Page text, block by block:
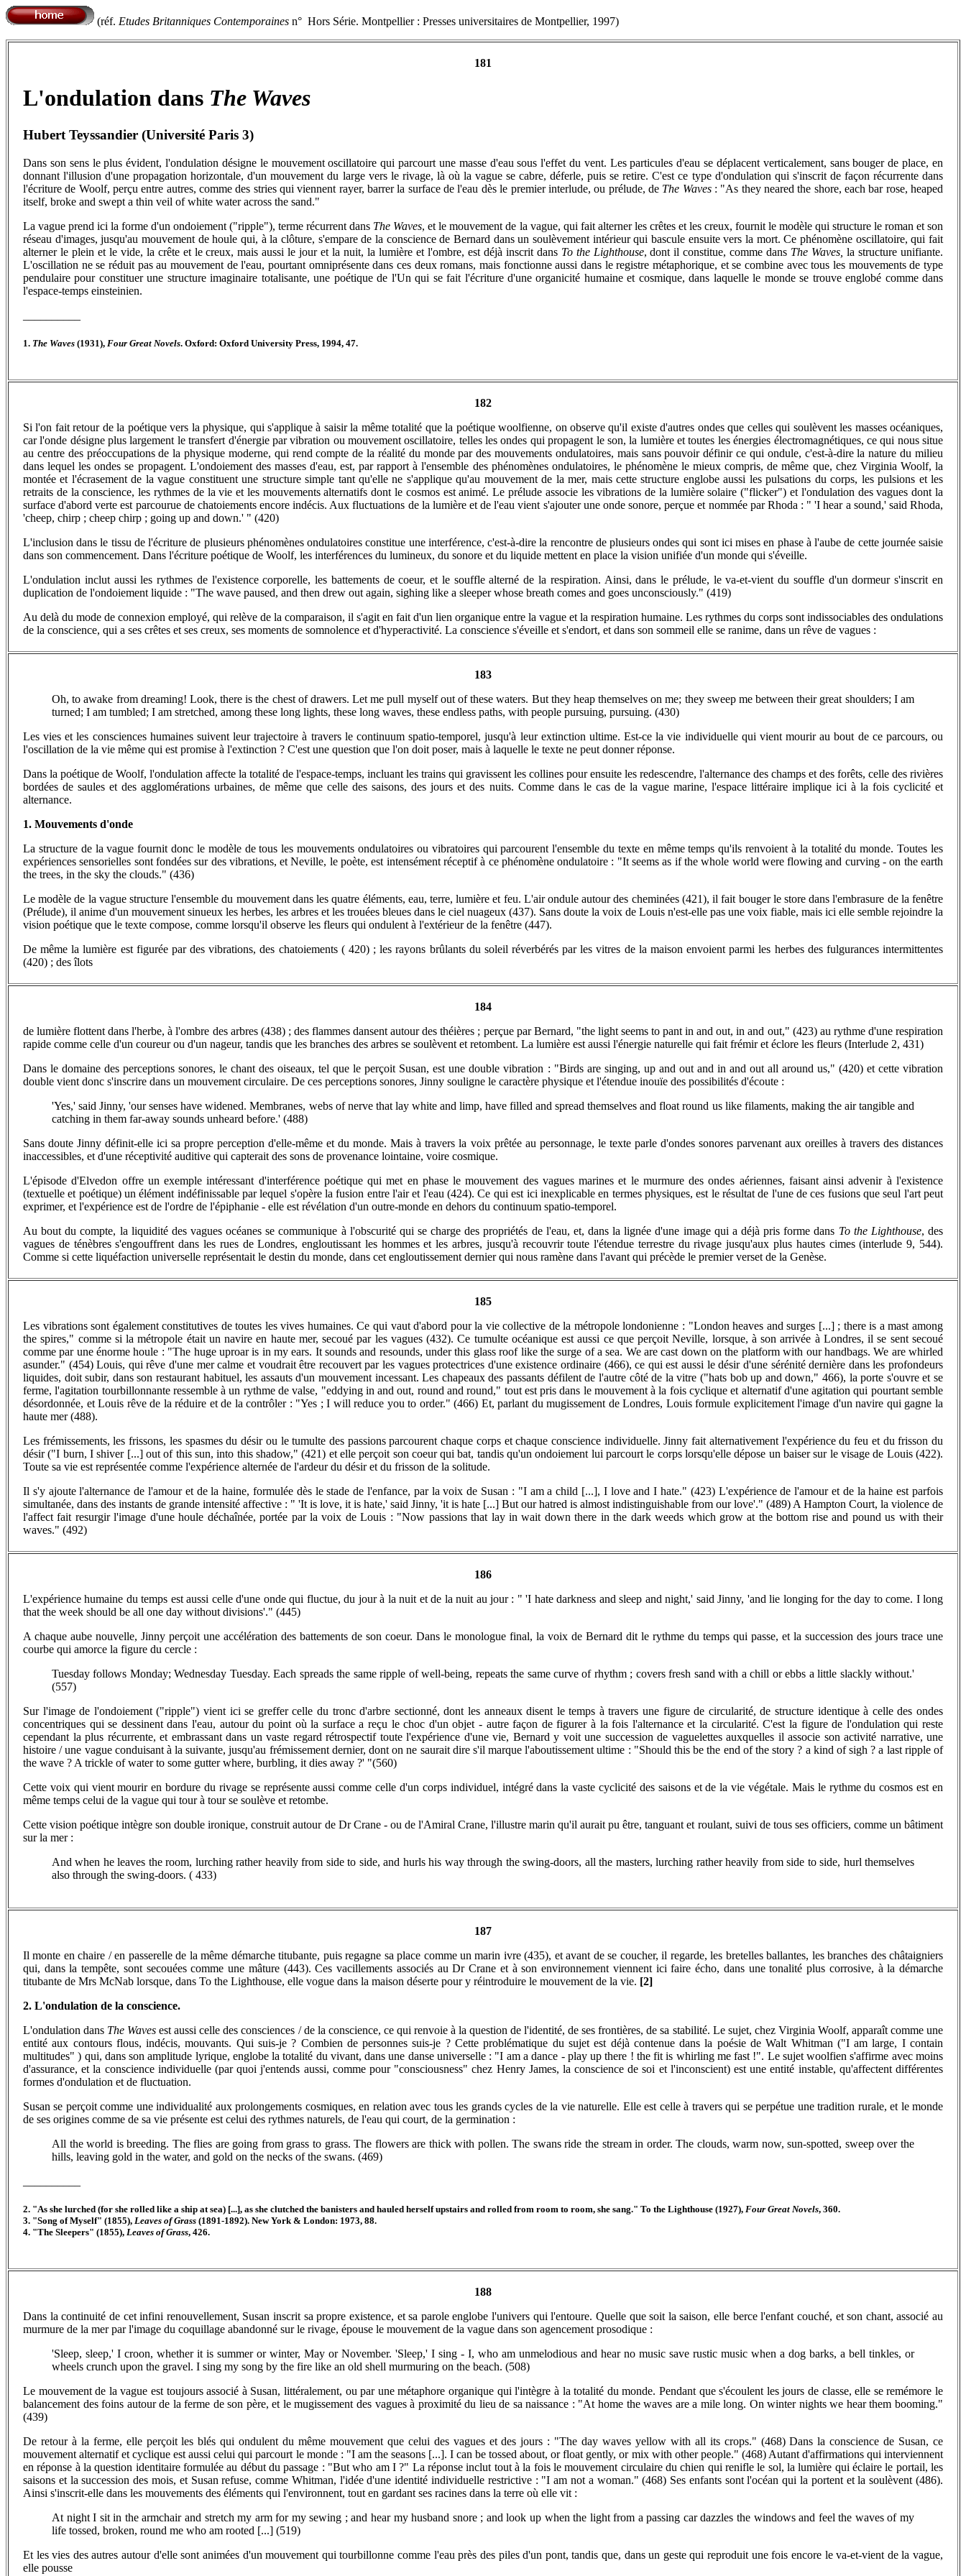
(réf. Etudes Britanniques Contemporaines n° Hors Série. Montpellier : Presses universitaires de Montpellier, 1997)
181
L'ondulation dans The Waves
Hubert Teyssandier (Université Paris 3)
Dans son sens le plus évident, l'ondulation désigne le mouvement oscillatoire qui parcourt une masse d'eau sous l'effet du vent. Les particules d'eau se déplacent verticalement, sans bouger de place, en
donnant l'illusion d'une propagation horizontale, d'un mouvement du large vers le rivage, là où la vague se cabre, déferle, puis se retire. C'est ce type d'ondulation qui s'inscrit de façon récurrente dans
l'écriture de Woolf, perçu entre autres, comme des stries qui viennent rayer, barrer la surface de l'eau dès le premier interlude, ou prélude, de The Waves: "As they neared the shore, each bar rose, heaped
itself, broke and swept a thin veil of white water across the sand."
La vague prend ici la forme d'un ondoiement ("ripple"), terme récurrent dans The Waves, et le mouvement de la vague, qui fait alterner les crêtes et les creux, fournit le modèle qui structure le roman et son
réseau d'images, jusqu'au mouvement de houle qui, à la clôture, s'empare de la conscience de Bernard dans un soulèvement intérieur qui bascule ensuite vers la mort. Ce phénomène oscillatoire, qui fait
alterner le plein et le vide, la crête et le creux, mais aussi le jour et la nuit, la lumière et l'ombre, est déjà inscrit dans To the Lighthouse, dont il constitue, comme dans The Waves, la structure unifiante.
L'oscillation ne se réduit pas au mouvement de l'eau, pourtant omniprésente dans ces deux romans, mais fonctionne aussi dans le registre métaphorique, et se combine avec tous les mouvements de type
pendulaire pour constituer une structure imaginaire totalisante, une poétique de l'Un qui se fait l'écriture d'une organicité humaine et cosmique, dans laquelle le monde se trouve englobé comme dans
l'espace-temps einsteinien.
1. The Waves (1931), Four Great Novels. Oxford: Oxford University Press, 1994, 47.
182
Si l'on fait retour de la poétique vers la physique, qui s'applique à saisir la même totalité que la poétique woolfienne, on observe qu'il existe d'autres ondes que celles qui soulèvent les masses océaniques,
car l'onde désigne plus largement le transfert d'énergie par vibration ou mouvement oscillatoire, telles les ondes qui propagent le son, la lumière et toutes les énergies électromagnétiques, ce qui nous situe
au centre des préoccupations de la physique moderne, qui rend compte de la réalité du monde par des mouvements ondulatoires, mais sans pouvoir définir ce qui ondule, c'est-à-dire la nature du milieu
dans lequel les ondes se propagent. L'ondoiement des masses d'eau, est, par rapport à l'ensemble des phénomènes ondulatoires, le phénomène le mieux compris, de même que, chez Virginia Woolf, la
montée et l'écrasement de la vague constituent une structure simple tant qu'elle ne s'applique qu'au mouvement de la mer, mais cette structure englobe aussi les pulsations du corps, les pulsions et les
retraits de la conscience, les rythmes de la vie et les mouvements alternatifs dont le cosmos est animé. Le prélude associe les vibrations de la lumière solaire ("flicker") et l'ondulation des vagues dont la
surface d'abord verte est parcourue de chatoiements encore indécis. Aux fluctuations de la lumière et de l'eau vient s'ajouter une onde sonore, perçue et nommée par Rhoda : " 'I hear a sound,' said Rhoda,
'cheep, chirp ; cheep chirp ; going up and down.' " (420)
L'inclusion dans le tissu de l'écriture de plusieurs phénomènes ondulatoires constitue une interférence, c'est-à-dire la rencontre de plusieurs ondes qui sont ici mises en phase à l'aube de cette journée saisie
dans son commencement. Dans l'écriture poétique de Woolf, les interférences du lumineux, du sonore et du liquide mettent en place la vision unifiée d'un monde qui s'éveille.
L'ondulation inclut aussi les rythmes de l'existence corporelle, les battements de coeur, et le souffle alterné de la respiration. Ainsi, dans le prélude, le va-et-vient du souffle d'un dormeur s'inscrit en
duplication de l'ondoiement liquide : "The wave paused, and then drew out again, sighing like a sleeper whose breath comes and goes unconsciously." (419)
Au delà du mode de connexion employé, qui relève de la comparaison, il s'agit en fait d'un lien organique entre la vague et la respiration humaine. Les rythmes du corps sont indissociables des ondulations
de la conscience, qui a ses crêtes et ses creux, ses moments de somnolence et d'hyperactivité. La conscience s'éveille et s'endort, et dans son sommeil elle se ranime, dans un rêve de vagues :
183
Oh, to awake from dreaming! Look, there is the chest of drawers. Let me pull myself out of these waters. But they heap themselves on me; they sweep me between their great shoulders; I am
turned; I am tumbled; I am stretched, among these long lights, these long waves, these endless paths, with people pursuing, pursuing. (430)
Les vies et les consciences humaines suivent leur trajectoire à travers le continuum spatio-temporel, jusqu'à leur extinction ultime. Est-ce la vie individuelle qui vient mourir au bout de ce parcours, ou
l'oscillation de la vie même qui est promise à l'extinction ? C'est une question que l'on doit poser, mais à laquelle le texte ne peut donner réponse.
Dans la poétique de Woolf, l'ondulation affecte la totalité de l'espace-temps, incluant les trains qui gravissent les collines pour ensuite les redescendre, l'alternance des champs et des forêts, celle des rivières
bordées de saules et des agglomérations urbaines, de même que celle des saisons, des jours et des nuits. Comme dans le cas de la vague marine, l'espace littéraire implique ici à la fois cyclicité et
alternance.
1. Mouvements d'onde
La structure de la vague fournit donc le modèle de tous les mouvements ondulatoires ou vibratoires qui parcourent l'ensemble du texte en même temps qu'ils renvoient à la totalité du monde. Toutes les
expériences sensorielles sont fondées sur des vibrations, et Neville, le poète, est intensément réceptif à ce phénomène ondulatoire : "It seems as if the whole world were flowing and curving - on the earth
the trees, in the sky the clouds." (436)
Le modèle de la vague structure l'ensemble du mouvement dans les quatre éléments, eau, terre, lumière et feu. L'air ondule autour des cheminées (421), il fait bouger le store dans l'embrasure de la fenêtre
(Prélude), il anime d'un mouvement sinueux les herbes, les arbres et les trouées bleues dans le ciel nuageux (437). Sans doute la voix de Louis n'est-elle pas une voix fiable, mais ici elle semble rejoindre la
vision poétique que le texte compose, comme lorsqu'il observe les fleurs qui ondulent à l'extérieur de la fenêtre (447).
De même la lumière est figurée par des vibrations, des chatoiements ( 420) ; les rayons brûlants du soleil réverbérés par les vitres de la maison envoient parmi les herbes des fulgurances intermittentes
(420) ; des îlots
184
de lumière flottent dans l'herbe, à l'ombre des arbres (438) ; des flammes dansent autour des théières ; perçue par Bernard, "the light seems to pant in and out, in and out," (423) au rythme d'une respiration
rapide comme celle d'un coureur ou d'un nageur, tandis que les branches des arbres se soulèvent et retombent. La lumière est aussi l'énergie naturelle qui fait frémir et éclore les fleurs (Interlude 2, 431)
Dans le domaine des perceptions sonores, le chant des oiseaux, tel que le perçoit Susan, est une double vibration : "Birds are singing, up and out and in and out all around us," (420) et cette vibration
double vient donc s'inscrire dans un mouvement circulaire. De ces perceptions sonores, Jinny souligne le caractère physique et l'étendue inouïe des possibilités d'écoute :
'Yes,' said Jinny, 'our senses have widened. Membranes, webs of nerve that lay white and limp, have filled and spread themselves and float round us like filaments, making the air tangible and
catching in them far-away sounds unheard before.' (488)
Sans doute Jinny définit-elle ici sa propre perception d'elle-même et du monde. Mais à travers la voix prêtée au personnage, le texte parle d'ondes sonores parvenant aux oreilles à travers des distances
inaccessibles, et d'une réceptivité auditive qui capterait des sons de provenance lointaine, voire cosmique.
L'épisode d'Elvedon offre un exemple intéressant d'interférence poétique qui met en phase le mouvement des vagues marines et le murmure des ondes aériennes, faisant ainsi advenir à l'existence
(textuelle et poétique) un élément indéfinissable par lequel s'opère la fusion entre l'air et l'eau (424). Ce qui est ici inexplicable en termes physiques, est le résultat de l'une de ces fusions que seul l'art peut
exprimer, et l'expérience est de l'ordre de l'épiphanie - elle est révélation d'un outre-monde en dehors du continuum spatio-temporel.
Au bout du compte, la liquidité des vagues océanes se communique à l'obscurité qui se charge des propriétés de l'eau, et, dans la lignée d'une image qui a déjà pris forme dans To the Lighthouse, des
vagues de ténèbres s'engouffrent dans les rues de Londres, engloutissant les hommes et les arbres, jusqu'à recouvrir toute l'étendue terrestre du rivage jusqu'aux plus hautes cimes (interlude 9, 544).
Comme si cette liquéfaction universelle représentait le destin du monde, dans cet engloutissement dernier qui nous ramène dans l'avant qui précède le premier verset de la Genèse.
185
Les vibrations sont également constitutives de toutes les vives humaines. Ce qui vaut d'abord pour la vie collective de la métropole londonienne : "London heaves and surges [...] ; there is a mast among
the spires," comme si la métropole était un navire en haute mer, secoué par les vagues (432). Ce tumulte océanique est aussi ce que perçoit Neville, lorsque, à son arrivée à Londres, il se sent secoué
comme par une énorme houle : "The huge uproar is in my ears. It sounds and resounds, under this glass roof like the surge of a sea. We are cast down on the platform with our handbags. We are whirled
asunder." (454) Louis, qui rêve d'une mer calme et voudrait être recouvert par les vagues protectrices d'une existence ordinaire (466), ce qui est aussi le désir d'une sérénité dernière dans les profondeurs
liquides, doit subir, dans son restaurant habituel, les assauts d'un mouvement incessant. Les chapeaux des passants défilent de l'autre côté de la vitre ("hats bob up and down," 466), la porte s'ouvre et se
ferme, l'agitation tourbillonnante ressemble à un rythme de valse, "eddying in and out, round and round," tout est pris dans le mouvement à la fois cyclique et alternatif d'une agitation qui pourtant semble
désordonnée, et Louis rêve de la réduire et de la contrôler : "Yes ; I will reduce you to order." (466) Et, parlant du mugissement de Londres, Louis formule explicitement l'image d'un navire qui gagne la
haute mer (488).
Les frémissements, les frissons, les spasmes du désir ou le tumulte des passions parcourent chaque corps et chaque conscience individuelle. Jinny fait alternativement l'expérience du feu et du frisson du
désir ("I burn, I shiver [...] out of this sun, into this shadow," (421) et elle perçoit son coeur qui bat, tandis qu'un ondoiement lui parcourt le corps lorsqu'elle dépose un baiser sur le visage de Louis (422).
Toute sa vie est représentée comme l'expérience alternée de l'ardeur du désir et du frisson de la solitude.
Il s'y ajoute l'alternance de l'amour et de la haine, formulée dès le stade de l'enfance, par la voix de Susan : "I am a child [...], I love and I hate." (423) L'expérience de l'amour et de la haine est parfois
simultanée, dans des instants de grande intensité affective : " 'It is love, it is hate,' said Jinny, 'it is hate [...] But our hatred is almost indistinguishable from our love'." (489) A Hampton Court, la violence de
l'affect fait resurgir l'image d'une houle déchaînée, portée par la voix de Louis : "Now passions that lay in wait down there in the dark weeds which grow at the bottom rise and pound us with their
waves." (492)
186
L'expérience humaine du temps est aussi celle d'une onde qui fluctue, du jour à la nuit et de la nuit au jour : " 'I hate darkness and sleep and night,' said Jinny, 'and lie longing for the day to come. I long
that the week should be all one day without divisions'." (445)
A chaque aube nouvelle, Jinny perçoit une accélération des battements de son coeur. Dans le monologue final, la voix de Bernard dit le rythme du temps qui passe, et la succession des jours trace une
courbe qui amorce la figure du cercle :
Tuesday follows Monday; Wednesday Tuesday. Each spreads the same ripple of well-being, repeats the same curve of rhythm ; covers fresh sand with a chill or ebbs a little slackly without.'
(557)
Sur l'image de l'ondoiement ("ripple") vient ici se greffer celle du tronc d'arbre sectionné, dont les anneaux disent le temps à travers une figure de circularité, de structure identique à celle des ondes
concentriques qui se dessinent dans l'eau, autour du point où la surface a reçu le choc d'un objet - autre façon de figurer à la fois l'alternance et la circularité. C'est la figure de l'ondulation qui reste
cependant la plus récurrente, et embrassant dans un vaste regard rétrospectif toute l'expérience d'une vie, Bernard y voit une succession de vaguelettes auxquelles il associe son activité narrative, une
histoire / une vague conduisant à la suivante, jusqu'au frémissement dernier, dont on ne saurait dire s'il marque l'aboutissement ultime : "Should this be the end of the story ? a kind of sigh ? a last ripple of
the wave ? A trickle of water to some gutter where, burbling, it dies away ?' "(560)
Cette voix qui vient mourir en bordure du rivage se représente aussi comme celle d'un corps individuel, intégré dans la vaste cyclicité des saisons et de la vie végétale. Mais le rythme du cosmos est en
même temps celui de la vague qui tour à tour se soulève et retombe.
Cette vision poétique intègre son double ironique, construit autour de Dr Crane - ou de l'Amiral Crane, l'illustre marin qu'il aurait pu être, tanguant et roulant, suivi de tous ses officiers, comme un bâtiment
sur la mer :
And when he leaves the room, lurching rather heavily from side to side, and hurls his way through the swing-doors, all the masters, lurching rather heavily from side to side, hurl themselves
also through the swing-doors. ( 433)
187
Il monte en chaire / en passerelle de la même démarche titubante, puis regagne sa place comme un marin ivre (435), et avant de se coucher, il regarde, les bretelles ballantes, les branches des châtaigniers
qui, dans la tempête, sont secouées comme une mâture (443). Ces vacillements associés au Dr Crane et à son environnement viennent ici faire écho, dans une tonalité plus corrosive, à la démarche
titubante de Mrs McNab lorsque, dans To the Lighthouse, elle vogue dans la maison déserte pour y réintroduire le mouvement de la vie. [2]
2. L'ondulation de la conscience.
L'ondulation dans The Wavesest aussi celle des consciences / de la conscience, ce qui renvoie à la question de l'identité, de ses frontières, de sa stabilité. Le sujet, chez Virginia Woolf, apparaît comme une
entité aux contours flous, indécis, mouvants. Qui suis-je ? Combien de personnes suis-je ? Cette problématique du sujet est déjà contenue dans la poésie de Walt Whitman ("I am large, I contain
multitudes" ) qui, dans son amplitude lyrique, englobe la totalité du vivant, dans une danse universelle : "I am a dance - play up there ! the fit is whirling me fast !". Le sujet woolfien s'affirme avec moins
d'assurance, et la conscience individuelle (par quoi j'entends aussi, comme pour "consciousness" chez Henry James, la conscience de soi et l'inconscient) est une entité instable, qu'affectent différentes
formes d'ondulation et de fluctuation.
Susan se perçoit comme une individualité aux prolongements cosmiques, en relation avec tous les grands cycles de la vie naturelle. Elle est celle à travers qui se perpétue une tradition rurale, et le monde
de ses origines comme de sa vie présente est celui des rythmes naturels, de l'eau qui court, de la germination :
All the world is breeding. The flies are going from grass to grass. The flowers are thick with pollen. The swans ride the stream in order. The clouds, warm now, sun-spotted, sweep over the
hills, leaving gold in the water, and gold on the necks of the swans. (469)
2. "As she lurched (for she rolled like a ship at sea) [...], as she clutched the banisters and hauled herself upstairs and rolled from room to room, she sang." To the Lighthouse (1927), Four Great Novels, 360.
3. "Song of Myself" (1855), Leaves of Grass (1891-1892). New York & London: 1973, 88.
4. "The Sleepers" (1855), Leaves of Grass, 426.
188
Dans la continuité de cet infini renouvellement, Susan inscrit sa propre existence, et sa parole englobe l'univers qui l'entoure. Quelle que soit la saison, elle berce l'enfant couché, et son chant, associé au
murmure de la mer par l'image du coquillage abandonné sur le rivage, épouse le mouvement de la vague dans son agencement prosodique :
'Sleep, sleep,' I croon, whether it is summer or winter, May or November. 'Sleep,' I sing - I, who am unmelodious and hear no music save rustic music when a dog barks, a bell tinkles, or
wheels crunch upon the gravel. I sing my song by the fire like an old shell murmuring on the beach. (508)
Le mouvement de la vague est toujours associé à Susan, littéralement, ou par une métaphore organique qui l'intègre à la totalité du monde. Pendant que s'écoulent les jours de classe, elle se remémore le
balancement des foins autour de la ferme de son père, et le mugissement des vagues à proximité du lieu de sa naissance : "At home the waves are a mile long. On winter nights we hear them booming."
(439)
De retour à la ferme, elle perçoit les blés qui ondulent du même mouvement que celui des vagues et des jours : "The day waves yellow with all its crops." (468) Dans la conscience de Susan, ce
mouvement alternatif et cyclique est aussi celui qui parcourt le monde : "I am the seasons [...]. I can be tossed about, or float gently, or mix with other people." (468) Autant d'affirmations qui interviennent
en réponse à la question identitaire formulée au début du passage : "But who am I ?" La réponse inclut tout à la fois le mouvement circulaire du chien qui renifle le sol, la lumière qui éclaire le portail, les
saisons et la succession des mois, et Susan refuse, comme Whitman, l'idée d'une identité individuelle restrictive : "I am not a woman." (468) Ses enfants sont l'océan qui la portent et la soulèvent (486).
Ainsi s'inscrit-elle dans les mouvements des éléments qui l'environnent, tout en gardant ses racines dans la terre où elle vit :
At night I sit in the armchair and stretch my arm for my sewing ; and hear my husband snore ; and look up when the light from a passing car dazzles the windows and feel the waves of my
life tossed, broken, round me who am rooted [...] (519)
Et les vies des autres autour d'elle sont animées d'un mouvement qui tourbillonne comme l'eau près des piles d'un pont, tandis que, dans un geste qui reproduit une fois encore le va-et-vient de la vague,
elle pousse